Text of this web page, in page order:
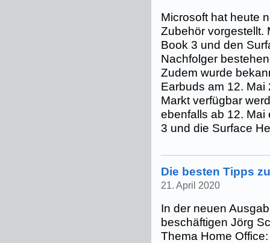
Microsoft hat heute
Zubehör vorgestellt.
Book 3 und den
Nachfolger
Zudem wurde
Earbuds am 12.
Markt verfügbar
ebenfalls ab 12. Mai
3 und die Surface
Die besten Tipps
21. April 2020
In der neuen
beschäftigen Jörg
Thema Home